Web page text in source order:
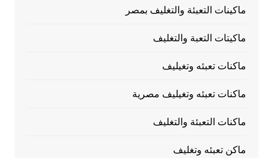
ماكينات التعبئة والتغليف بمصر
ماكيتات التعبة والتغليف
ماكنات تعبئه وتغيليف
ماكنات تعبئه وتغيليف مصرية
ماكنات التعبئة والتغليف
ماكن تعبئه وتغليف